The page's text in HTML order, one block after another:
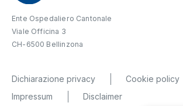
Ente Ospedaliero Cantonale
Viale Officina 3
CH-6500 Bellinzona
Dichiarazione privacy
Cookie policy
Impressum
Disclaimer